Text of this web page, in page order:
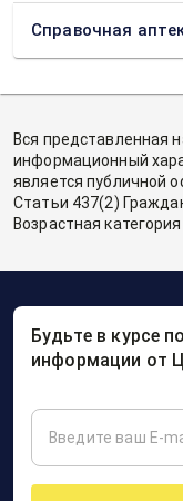
Справочная
Вся представленная
информационный
является публичной
Статьи 437(2)
Возрастная категория
Будьте в курсе
информации от